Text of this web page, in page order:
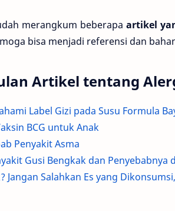
merangkum beberapa artikel
bisa menjadi referensi dan
Artikel tentang
Label Gizi pada Susu Formula
BCG untuk Anak
Penyakit Asma
Gusi Bengkak dan Penyebabnya
Jangan Salahkan Es yang